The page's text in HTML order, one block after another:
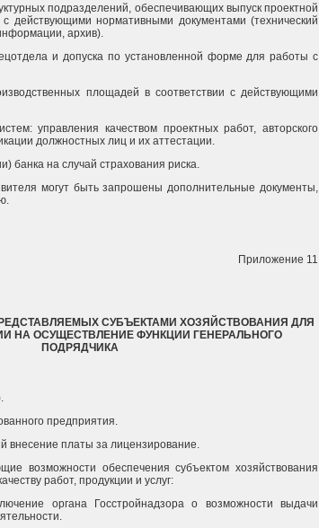
подразделений, обеспечивающих выпуск проектной
с действующими нормативными документами (технический
архив).
и допуска по установленной форме для работы с
площадей в соответствии с действующими
управления качеством проектных работ, авторского
должностных лиц и их аттестации.
банка на случай страхования риска.
могут быть запрошены дополнительные документы,
Приложение 11
СУБЪЕКТАМИ ХОЗЯЙСТВОВАНИЯ ДЛЯ
НА ОСУЩЕСТВЛЕНИЕ ФУНКЦИИ ГЕНЕРАЛЬНОГО
ПОДРЯДЧИКА
предприятия.
внесение платы за лицензирование.
возможности обеспечения субъектом хозяйствования
работ, продукции и услуг:
органа Госстройнадзора о возможности выдачи